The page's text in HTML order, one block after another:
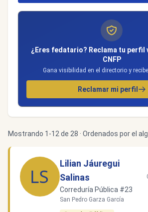
¿Eres fedatario? Reclama tu perfil
CNFP
Gana visibilidad en el directorio y
Reclamar mi perfil
Mostrando 1-12 de 28 · Ordenados por el
Lilian Jáuregui
Salinas
Correduría Pública #23
San Pedro Garza García